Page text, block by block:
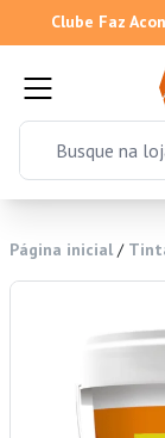
Clube Faz
Página inicial /